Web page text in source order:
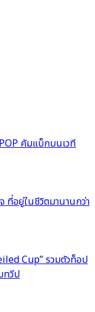
คัมแบ็กบนเวที
ที่อยู่ในชีวิตมานานกว่า
Cup” รวมตัวท็อป
ทวีป